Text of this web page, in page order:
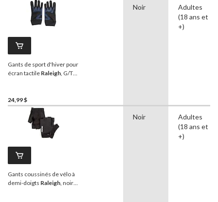
Gants de sport d'hiver pour
écran tactile Raleigh, G/TG,
24,99 $
Noir
Adultes
(18 ans et
+)
Gants coussinés de vélo à
demi-doigts Raleigh, noir,
Noir
Adultes
(18 ans et
+)